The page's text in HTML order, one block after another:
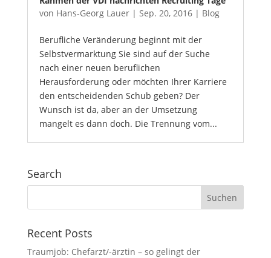
von Hans-Georg Lauer| Sep. 20, 2016| Blog
Berufliche Veränderung beginnt mit der
Selbstvermarktung Sie sind auf der Suche
nach einer neuen beruflichen
Herausforderung oder möchten Ihrer Karriere
den entscheidenden Schub geben? Der
Wunsch ist da, aber an der Umsetzung
mangelt es dann doch. Die Trennung vom...
Search
Recent Posts
Traumjob: Chefarzt/-ärztin – so gelingt der